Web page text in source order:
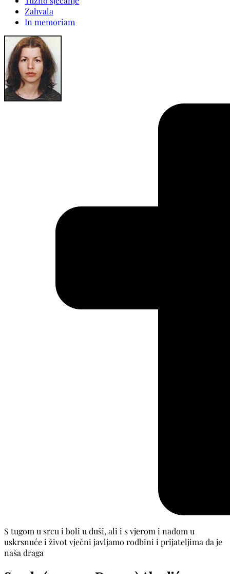
Zahvala
In memoriam
S tugom u srcu i boli u duši, ali i s vjerom i nadom u
uskrsnuće i život vječni javljamo rodbini i prijateljima da je
naša draga